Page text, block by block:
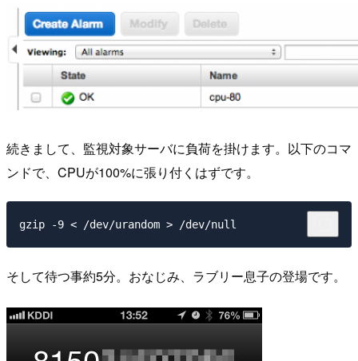
続きまして、監視対象サーバに負荷を掛けます。以下のコマ
ンドで、CPUが100%に張り付くはずです。
そして待つ事約5分。おなじみ、ラブリー息子の登場です。